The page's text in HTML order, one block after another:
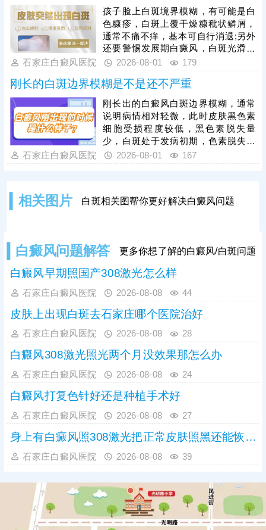
进黑色素细胞恢复活性和正常功能，
令表皮黑色素再生，提升祛白速度。
治疗过程中还需加强护理，避免外界
不良因素刺激，稳定自身免疫，防治
结合，全面令病情好转。
孩子脸上白斑境界模糊，有可能是白
色糠疹，白斑上覆干燥糠秕状鳞屑，
通常不痛不痒，基本可自行消退;另外
还要警惕发展期白癜风，白斑光滑平
坦，形状各异，白斑边缘模糊可能伴
情况。发现孩子脸上有白斑，建议先
做检查，分析白斑是什么，了解白斑
病情。诊断清楚再遵医嘱对症用药，
祛白效果更有保障。
石家庄白癜风医院 2026-08-01 179
刚长的白斑边界模糊是不是还不严重
刚长出的白癜风白斑边界模糊，通常
说明病情相对轻微，此时皮肤黑色素
细胞受损程度较低，黑色素脱失量
少，白斑处于发病初期，色素脱失尚
未完全固化，是治疗的黄金阶段。但
响，黑色素细胞损伤会持续加重，白
度。因此，发现初期模糊白斑需高度
重视，务必尽早到正规
石家庄白癜风医院 2026-08-01 167
相关图片 白斑相关图帮你更好解决白癜风问题
白癜风问题解答 更多你想了解的白癜风/白斑问题
白癜风早期照国产308激光怎么样
石家庄白癜风医院 2026-08-08 44
皮肤上出现白斑去石家庄哪个医院治好
石家庄白癜风医院 2026-08-08 28
白癜风308激光照光两个月没效果那怎么办
石家庄白癜风医院 2026-08-08 24
白癜风打复色针好还是种植手术好
石家庄白癜风医院 2026-08-08 27
身上有白癜风照308激光把正常皮肤照黑还能恢复吗
石家庄白癜风医院 2026-08-08 39